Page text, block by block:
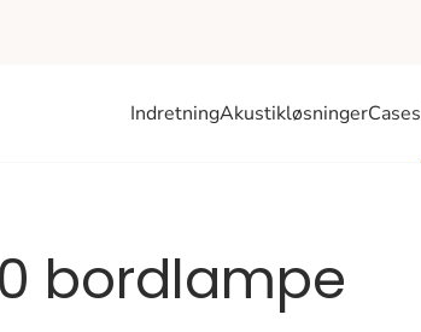
IndretningAkustikløsningerCases
bordlampe